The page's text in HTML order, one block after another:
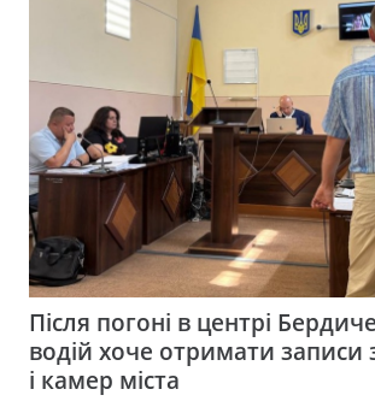
Після погоні в центрі
водій хоче отримати записи
і камер міста